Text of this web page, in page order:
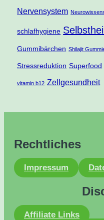
Nervensystem
schlafhygiene
Gummibärchen Shilajit
Stressreduktion Superfood
vitamin b12 Zellgesundheit
Rechtliches
Impressum
Affiliate Links